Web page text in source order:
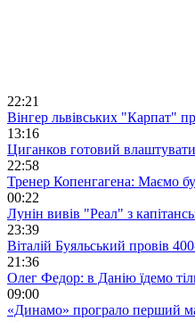
22:21
Вінгер львівських "Карпат"
13:16
Циганков готовий
22:58
Тренер Копенгагена: Маємо
00:22
Лунін вивів "Реал" з
23:39
Віталій Буяльський провів
21:36
Олег Федор: в Данію їдемо
09:00
«Динамо» програло перший